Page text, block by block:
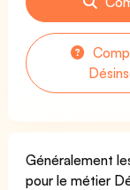
Généralement
pour le métier